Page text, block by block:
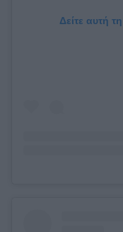
Δείτε αυτή